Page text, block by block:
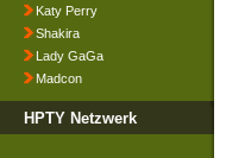
Katy Perry
Shakira
Lady GaGa
Madcon
HPTY Netzwerk